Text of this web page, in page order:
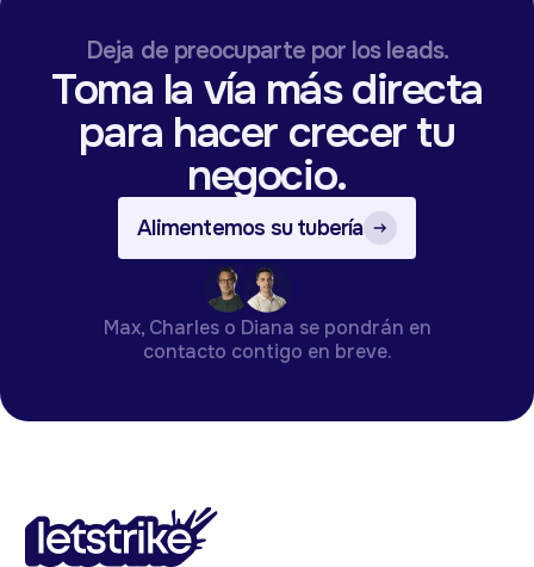
Deja de preocuparte por los leads.
Toma la vía más directa
para hacer crecer tu
negocio.
Alimentemos su tubería
Max, Charles o Diana se pondrán en
contacto contigo en breve.